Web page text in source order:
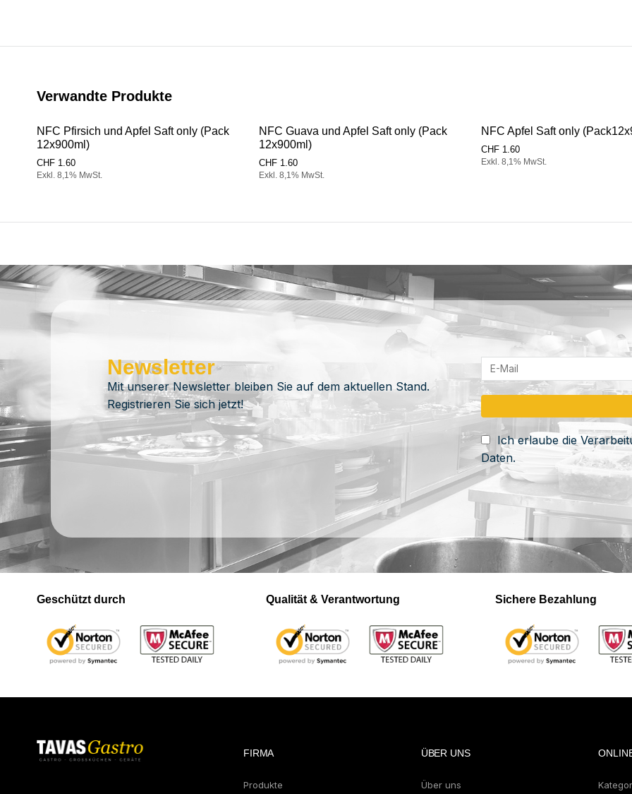
Verwandte Produkte
NFC Pfirsich und Apfel Saft only (Pack
12x900ml)
CHF 1.60
Exkl. 8,1% MwSt.
NFC Guava und Apfel Saft only (Pack
12x900ml)
CHF 1.60
Exkl. 8,1% MwSt.
NFC Apfel Saft only
CHF 1.60
Exkl. 8,1% MwSt.
Newsletter
Mit unserer Newsletter bleiben Sie auf dem aktuellen Stand.
Registrieren Sie sich jetzt!
Ich erlaube die
Daten.
Geschützt durch Qualität & Verantwortung Sichere Bezahlung
FIRMA
Produkte
ÜBER UNS
Über uns